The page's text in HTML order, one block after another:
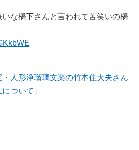
な橋下さんと言われて苦笑いの橋
人形浄瑠璃文楽の竹本住大夫さん
ついて」